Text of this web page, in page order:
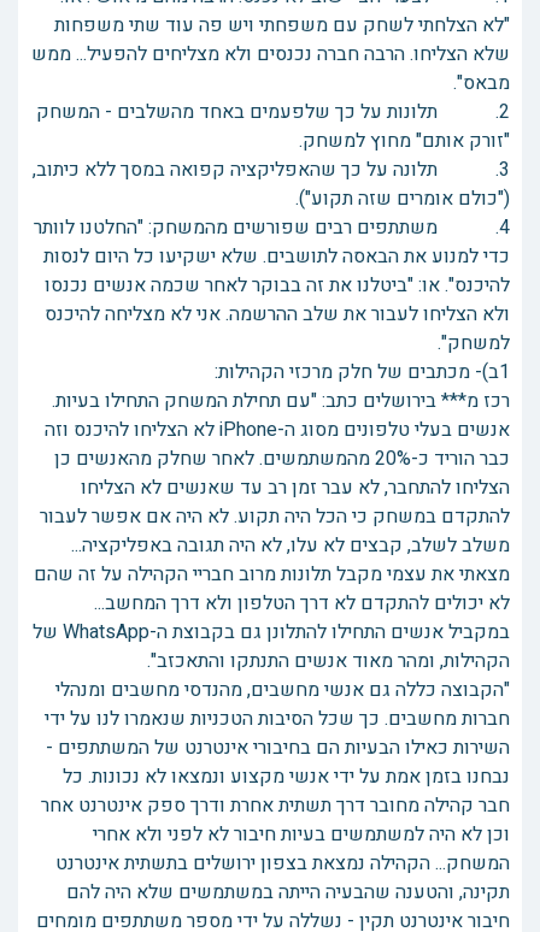
"לא הצלחתי לשחק עם משפחתי ויש פה עוד שתי משפחות
שלא הצליחו. הרבה חברה נכנסים ולא מצליחים להפעיל... ממש
מבאס".
2. תלונות על כך שלפעמים באחד מהשלבים - המשחק
"זורק אותם" מחוץ למשחק.
3. תלונה על כך שהאפליקציה קפואה במסך ללא כיתוב,
("כולם אומרים שזה תקוע").
4. משתתפים רבים שפורשים מהמשחק: "החלטנו לוותר
כדי למנוע את הבאסה לתושבים. שלא ישקיעו כל היום לנסות
להיכנס". או: "ביטלנו את זה בבוקר לאחר שכמה אנשים נכנסו
ולא הצליחו לעבור את שלב ההרשמה. אני לא מצליחה להיכנס
למשחק".
1ב)- מכתבים של חלק מרכזי הקהילות:
רכז מ*** בירושלים כתב: "‏עם תחילת המשחק התחילו בעיות.
אנשים בעלי טלפונים מסוג ה-iPhone לא הצליחו להיכנס וזה
כבר הוריד כ-20% מהמשתמשים. ‏לאחר שחלק מהאנשים כן
הצליחו להתחבר, לא עבר זמן רב עד שאנשים לא הצליחו
להתקדם במשחק כי הכל היה תקוע. לא היה אם אפשר לעבור
משלב לשלב, קבצים לא עלו, לא היה תגובה באפליקציה...
‏‏מצאתי את עצמי מקבל תלונות מרוב חבריי הקהילה על זה שהם
לא יכולים להתקדם לא דרך הטלפון ולא דרך המחשב...
‏במקביל אנשים התחילו להתלונן גם בקבוצת ה-WhatsApp של
הקהילות, ומהר מאוד אנשים התנתקו והתאכזב".
‏"הקבוצה כללה גם‏ אנשי מחשבים, מהנדסי מחשבים ומנהלי
חברות מחשבים. ‏כך שכל הסיבות הטכניות שנאמרו לנו על ידי
השירות כאילו הבעיות הם בחיבורי אינטרנט של המשתתפים -
נבחנו ‏בזמן אמת על ידי אנשי מקצוע ונמצאו לא נכונות. כל
חבר קהילה מחובר דרך תשתית אחרת ודרך ספק אינטרנט אחר
וכן לא היה למשתמשים בעיות חיבור לא לפני ולא אחרי
המשחק... ‏הקהילה נמצאת בצפון ירושלים ‏בתשתית אינטרנט
תקינה, והטענה שהבעיה הייתה במשתמשים שלא היה להם
חיבור אינטרנט תקין - נשללה ‏על ידי מספר משתתפים מומחים